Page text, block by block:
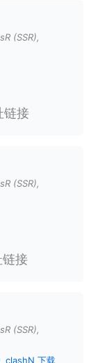
(SSR),
链接
(SSR),
接
(SSR),
clashN 下载